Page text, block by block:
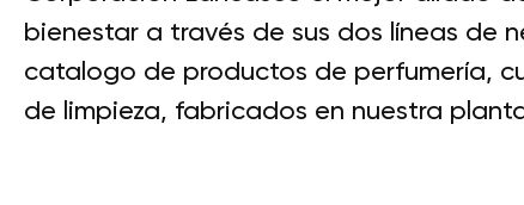
bienestar a través de sus dos líneas de
catalogo de productos de perfumería,
de limpieza, fabricados en nuestra